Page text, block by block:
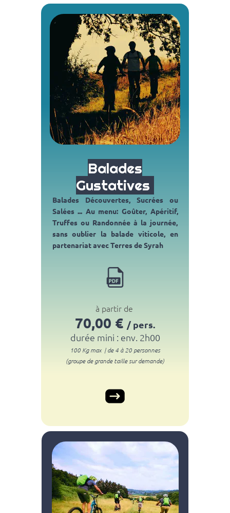
Balades
Gustatives
Balades Découvertes, Sucrées ou
Salées ... Au menu: Goûter, Apéritif,
Truffes ou Randonnée à la journée,
sans oublier la balade viticole, en
partenariat avec Terres de Syrah
à partir de
70,00 € / pers.
durée mini : env. 2h00
100 Kg max | de 4 à 20 personnes
(groupe de grande taille sur demande)